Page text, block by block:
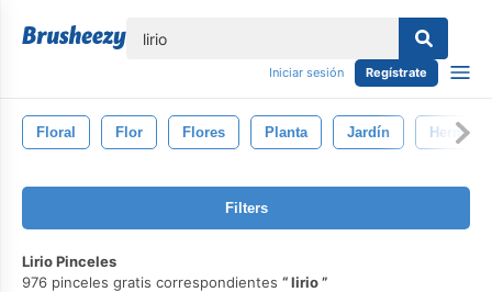
Iniciar sesión Regístrate
Floral Flor Flores Planta Jardín Hermosa
Filters
Lirio Pinceles
976 pinceles gratis correspondientes
lirio